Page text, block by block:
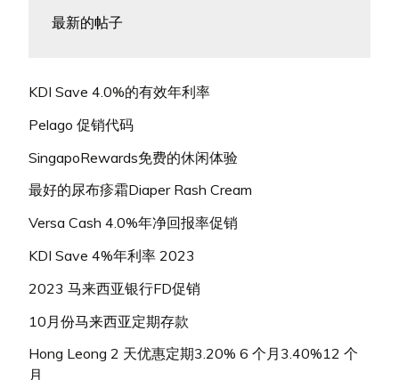
最新的帖子
KDI Save 4.0%的有效年利率
Pelago 促销代码
SingapoRewards免费的休闲体验
最好的尿布疹霜Diaper Rash Cream
Versa Cash 4.0%年净回报率促销
KDI Save 4%年利率 2023
2023 马来西亚银行FD促销
10月份马来西亚定期存款
Hong Leong 2 天优惠定期3.20% 6 个月3.40%12 个
月